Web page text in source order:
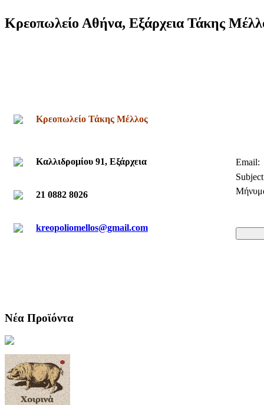
Κρεοπωλείο Αθήνα, Εξάρχεια Τάκης
Κρεοπωλείο Τάκης Μέλλος
Καλλιδρομίου 91, Εξάρχεια
21 0882 8026
kreopoliomellos@gmail.com
Email:
Νέα Προϊόντα